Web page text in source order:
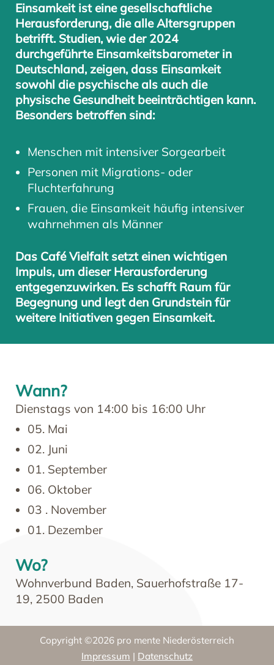
Einsamkeit ist eine gesellschaftliche
Herausforderung, die alle Altersgruppen
betrifft. Studien, wie der 2024
durchgeführte Einsamkeitsbarometer in
Deutschland, zeigen, dass Einsamkeit
sowohl die psychische als auch die
physische Gesundheit beeinträchtigen kann.
Besonders betroffen sind:
Menschen mit intensiver Sorgearbeit
Personen mit Migrations- oder
Fluchterfahrung
Frauen, die Einsamkeit häufig intensiver
wahrnehmen als Männer
Das Café Vielfalt setzt einen wichtigen
Impuls, um dieser Herausforderung
entgegenzuwirken. Es schafft Raum für
Begegnung und legt den Grundstein für
weitere Initiativen gegen Einsamkeit.
Wann?
Dienstags von 14:00 bis 16:00 Uhr
05. Mai
02. Juni
01. September
06. Oktober
03 . November
01. Dezember
Wo?
Wohnverbund Baden, Sauerhofstraße 17-
19, 2500 Baden
Copyright ©2026 pro mente Niederösterreich
Impressum | Datenschutz